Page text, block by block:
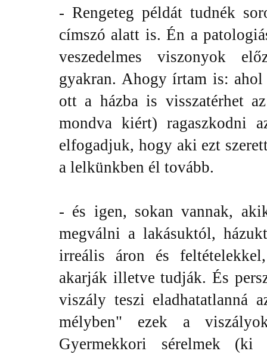
- Rengeteg példát tudnék
címszó alatt is. Én a
veszedelmes viszonyok
gyakran. Ahogy írtam is:
ott a házba is visszatérhet
mondva kiért) ragaszkodni
elfogadjuk, hogy aki ezt
a lelkünkben él tovább.
- és igen, sokan vannak,
megválni a lakásuktól,
irreális áron és
akarják illetve tudják. És
viszály teszi eladhatatlanná
mélyben" ezek a
Gyermekkori sérelmek (ki